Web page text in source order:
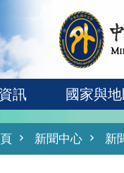
訊 國家與
新聞中心 新